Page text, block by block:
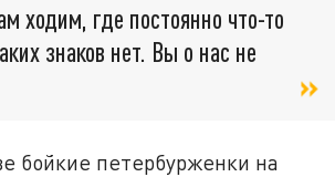
ходим, где постоянно что-то
знаков нет. Вы о нас не
бойкие петербурженки на